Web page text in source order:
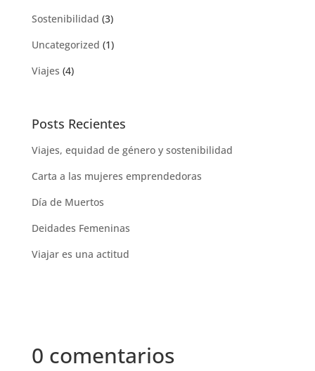
Sostenibilidad (3)
Uncategorized (1)
Viajes (4)
Posts Recientes
Viajes, equidad de género y sostenibilidad
Carta a las mujeres emprendedoras
Día de Muertos
Deidades Femeninas
Viajar es una actitud
0 comentarios